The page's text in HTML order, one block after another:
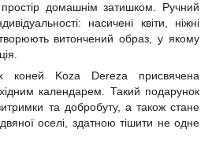
домашнім затишком. Ручний
насичені квіти, ніжні
витончений образ, у якому
коней Koza Dereza присвячена
календарем. Такий подарунок
та добробуту, а також стане
оселі, здатною тішити не одне